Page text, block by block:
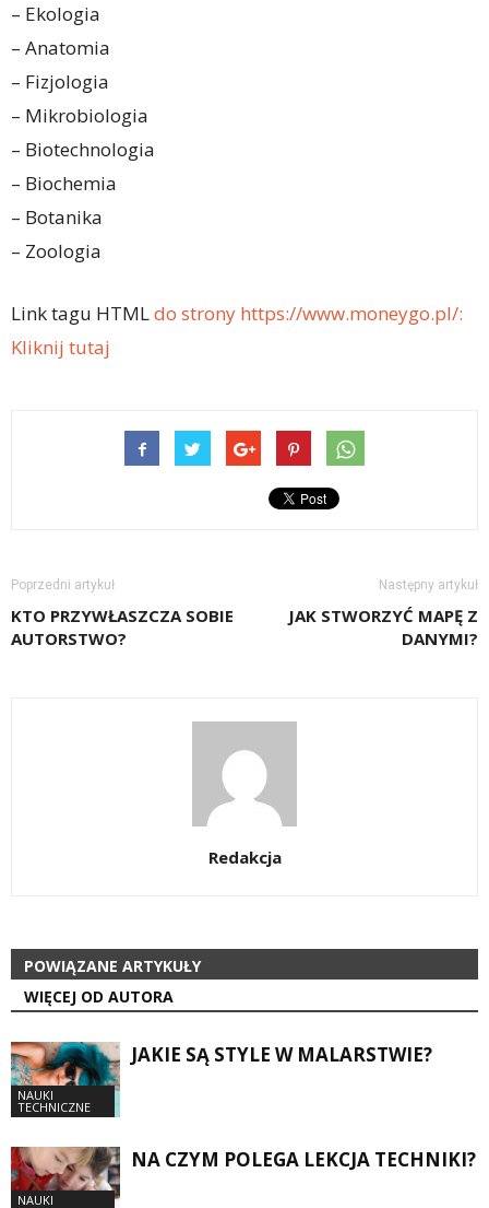
– Ekologia
– Anatomia
– Fizjologia
– Mikrobiologia
– Biotechnologia
– Biochemia
– Botanika
– Zoologia
Link tagu HTMLdo strony https://www.moneygo.pl/:
Kliknij tutaj
Poprzedni artykuł
KTO PRZYWŁASZCZA SOBIE
AUTORSTWO?
Następny artykuł
JAK STWORZYĆ MAPĘ Z
DANYMI?
Redakcja
POWIĄZANE ARTYKUŁY
WIĘCEJ OD AUTORA
NAUKI
TECHNICZNE
JAKIE SĄ STYLE W MALARSTWIE?
NAUKI
NA CZYM POLEGA LEKCJA TECHNIKI?